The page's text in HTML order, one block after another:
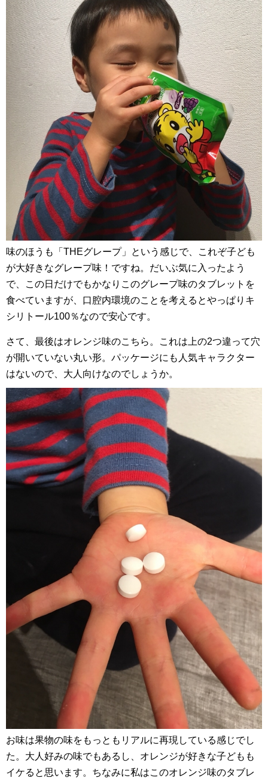
味のほうも「THEグレープ」という感じで、これぞ子ども
が大好きなグレープ味！ですね。だいぶ気に入ったよう
で、この日だけでもかなりこのグレープ味のタブレットを
食べていますが、口腔内環境のことを考えるとやっぱりキ
シリトール100％なので安心です。
さて、最後はオレンジ味のこちら。これは上の2つ違って穴
が開いていない丸い形。パッケージにも人気キャラクター
はないので、大人向けなのでしょうか。
お味は果物の味をもっともリアルに再現している感じでし
た。大人好みの味でもあるし、オレンジが好きな子どもも
イケると思います。ちなみに私はこのオレンジ味のタブレ